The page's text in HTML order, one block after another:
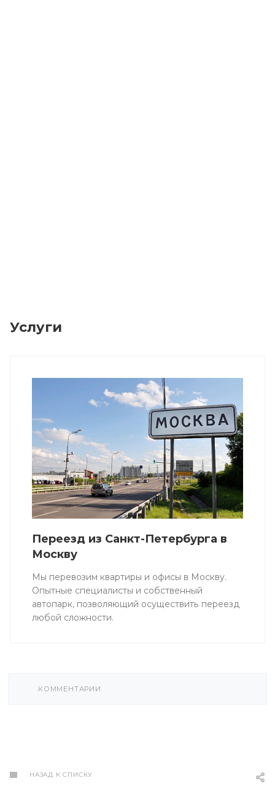
Услуги
Переезд из Санкт-Петербурга в
Москву
Мы перевозим квартиры и офисы в Москву.
Опытные специалисты и собственный
автопарк, позволяющий осуществить переезд
любой сложности.
КОММЕНТАРИИ
НАЗАД К СПИСКУ